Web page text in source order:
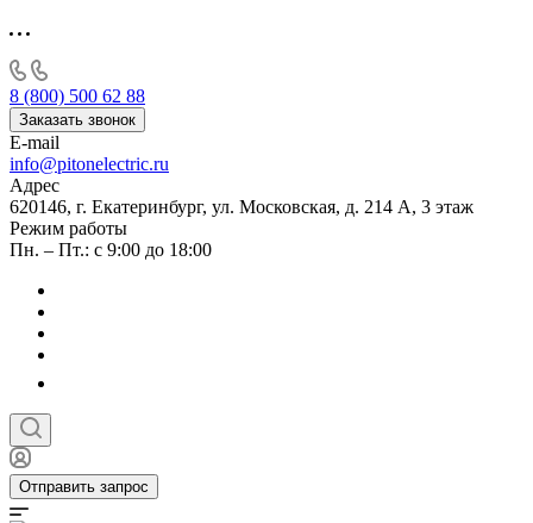
8 (800) 500 62 88
Заказать звонок
E-mail
info@pitonelectric.ru
Адрес
620146, г. Екатеринбург, ул. Московская, д. 214 А, 3 этаж
Режим работы
Пн. – Пт.: с 9:00 до 18:00
Отправить запрос